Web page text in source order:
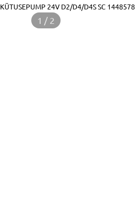
KÜTUSEPUMP 24V D2/D4/D4S SC 1448578
1 / 2